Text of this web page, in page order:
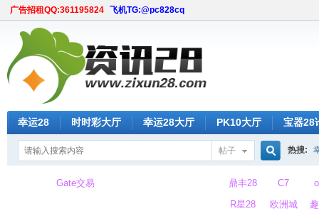
广告招租QQ:361195824 飞机TG:@pc828cq
幸运28 时时彩大厅 幸运28大厅 PK10大厅 宝器28
帖子 热搜:
Gate交易
鼎丰28 C7
R星28
欧洲城